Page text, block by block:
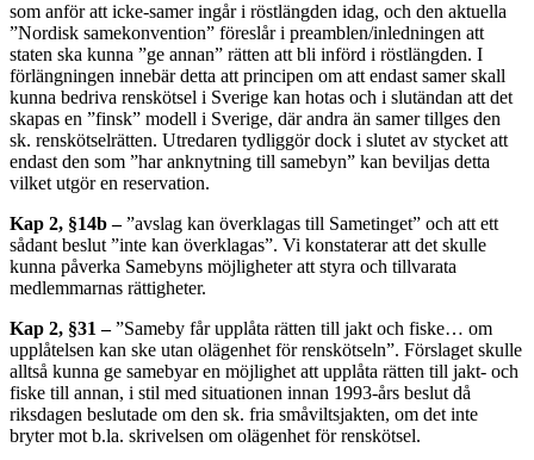
som anför att icke-samer ingår i röstlängden idag, och den aktuella
”Nordisk samekonvention” föreslår i preamblen/inledningen att
staten ska kunna ”ge annan” rätten att bli införd i röstlängden. I
förlängningen innebär detta att principen om att endast samer skall
kunna bedriva renskötsel i Sverige kan hotas och i slutändan att det
skapas en ”finsk” modell i Sverige, där andra än samer tillges den
sk. renskötselrätten. Utredaren tydliggör dock i slutet av stycket att
endast den som ”har anknytning till samebyn” kan beviljas detta
vilket utgör en reservation.
Kap 2, §14b –”avslag kan överklagas till Sametinget” och att ett
sådant beslut ”inte kan överklagas”. Vi konstaterar att det skulle
kunna påverka Samebyns möjligheter att styra och tillvarata
medlemmarnas rättigheter.
Kap 2, §31 –”Sameby får upplåta rätten till jakt och fiske… om
upplåtelsen kan ske utan olägenhet för renskötseln”. Förslaget skulle
alltså kunna ge samebyar en möjlighet att upplåta rätten till jakt- och
fiske till annan, i stil med situationen innan 1993-års beslut då
riksdagen beslutade om den sk. fria småviltsjakten, om det inte
bryter mot b.la. skrivelsen om olägenhet för renskötsel.